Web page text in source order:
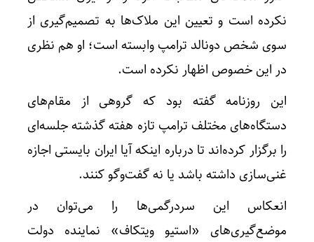
نکرده است و تعیین این ملاک‌ها به تصمیم‌گیری از
سوی شخص دونالد ترامپ وابسته است؛ او هم نظری
در این خصوص اظهار نکرده است.
این روزنامه گفته بود که گروهی از مقام‌های
دستگاه‌های مختلف ترامپ تازه هفته گذشته جلسه‌ای
را برگزار کرده‌اند تا درباره اینکه آیا ایران بایستی اجازه
غنی‌سازی داشته باشد یا نه گفت‌وگو کنند.
انعکاس این سردرگمی‌ها را می‌توان در
موضع‌گیری‌های «استیو ویتکاف» نماینده دولت